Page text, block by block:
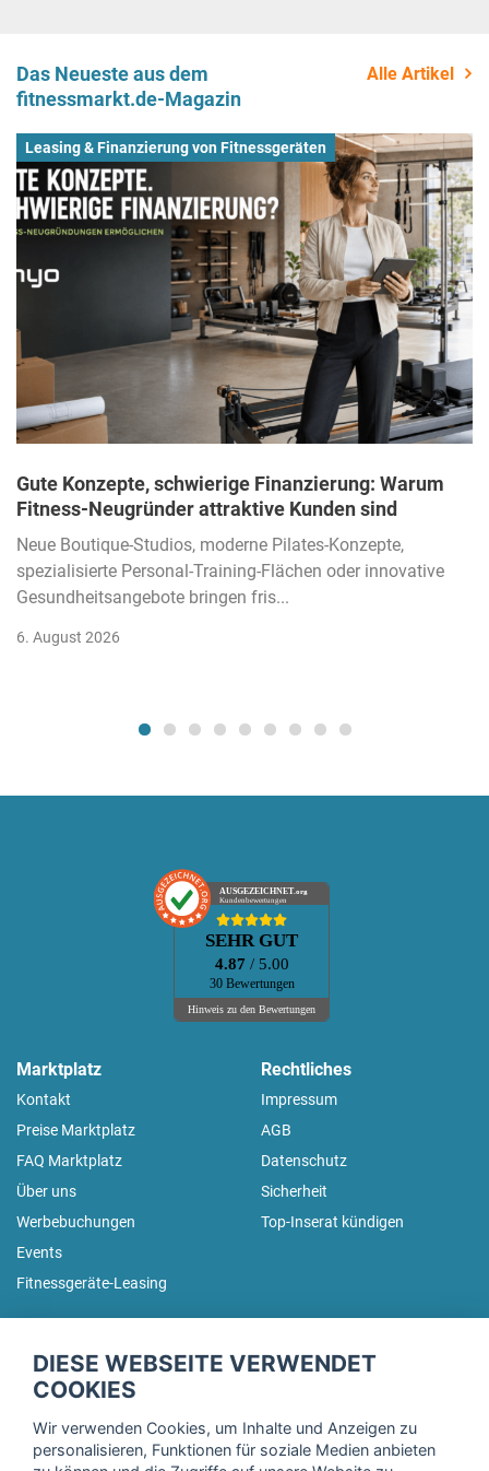
Das Neueste aus dem
fitnessmarkt.de-Magazin
Alle Artikel
Leasing & Finanzierung von Fitnessgeräten
Gute Konzepte, schwierige Finanzierung: Warum
Fitness-Neugründer attraktive Kunden sind
Neue Boutique-Studios, moderne Pilates-Konzepte,
spezialisierte Personal-Training-Flächen oder innovative
Gesundheitsangebote bringen fris...
6. August 2026
AUSGEZEICHNET.org
Kundenbewertungen
SEHR GUT
4.87 / 5.00
30 Bewertungen
Hinweis zu den Bewertungen
Marktplatz
Kontakt
Preise Marktplatz
FAQ Marktplatz
Über uns
Werbebuchungen
Events
Fitnessgeräte-Leasing
Rechtliches
Impressum
AGB
Datenschutz
Sicherheit
Top-Inserat kündigen
Trage dich hier für unseren Newsletter ein und erhalte regelmäßig
DIESE WEBSEITE VERWENDET
COOKIES
Wir verwenden Cookies, um Inhalte und Anzeigen zu
personalisieren, Funktionen für soziale Medien anbieten